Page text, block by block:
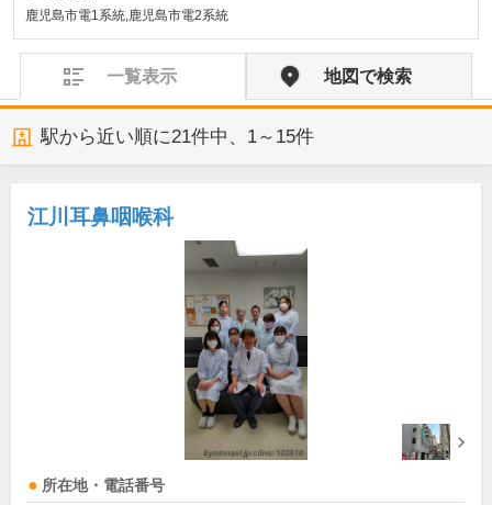
鹿児島市電1系統,鹿児島市電2系統
一覧表示 地図で検索
駅から近い順に21件中、 1～15件
江川耳鼻咽喉科
所在地・電話番号